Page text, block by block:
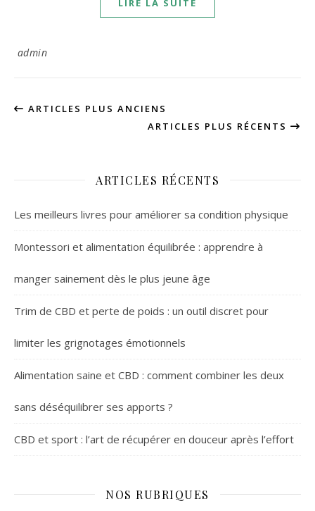
LIRE LA SUITE
admin
ARTICLES PLUS ANCIENS
ARTICLES PLUS RÉCENTS
ARTICLES RÉCENTS
Les meilleurs livres pour améliorer sa condition physique
Montessori et alimentation équilibrée : apprendre à
manger sainement dès le plus jeune âge
Trim de CBD et perte de poids : un outil discret pour
limiter les grignotages émotionnels
Alimentation saine et CBD : comment combiner les deux
sans déséquilibrer ses apports ?
CBD et sport : l’art de récupérer en douceur après l’effort
NOS RUBRIQUES